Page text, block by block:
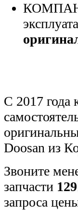
С 2017 года
Doosan из
Звоните
запчасти
запроса